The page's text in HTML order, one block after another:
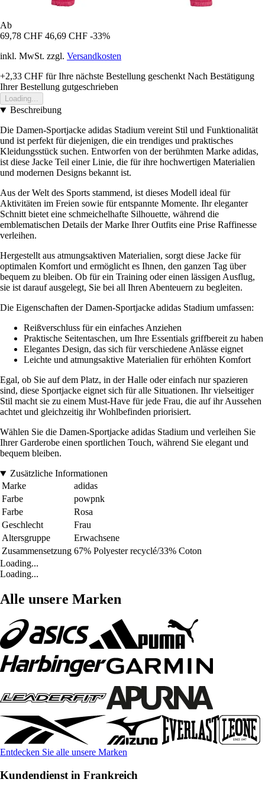
Ab
69,78 CHF 46,69 CHF -33%
inkl. MwSt. zzgl. Versandkosten
+2,33 CHF für Ihre nächste Bestellung geschenkt Nach Bestätigung
Ihrer Bestellung gutgeschrieben
Loading...
Beschreibung
Die Damen-Sportjacke adidas Stadium vereint Stil und Funktionalität
und ist perfekt für diejenigen, die ein trendiges und praktisches
Kleidungsstück suchen. Entworfen von der berühmten Marke adidas,
ist diese Jacke Teil einer Linie, die für ihre hochwertigen Materialien
und modernen Designs bekannt ist.
Aus der Welt des Sports stammend, ist dieses Modell ideal für
Aktivitäten im Freien sowie für entspannte Momente. Ihr eleganter
Schnitt bietet eine schmeichelhafte Silhouette, während die
emblematischen Details der Marke Ihrer Outfits eine Prise Raffinesse
verleihen.
Hergestellt aus atmungsaktiven Materialien, sorgt diese Jacke für
optimalen Komfort und ermöglicht es Ihnen, den ganzen Tag über
bequem zu bleiben. Ob für ein Training oder einen lässigen Ausflug,
sie ist darauf ausgelegt, Sie bei all Ihren Abenteuern zu begleiten.
Die Eigenschaften der Damen-Sportjacke adidas Stadium umfassen:
Reißverschluss für ein einfaches Anziehen
Praktische Seitentaschen, um Ihre Essentials griffbereit zu haben
Elegantes Design, das sich für verschiedene Anlässe eignet
Leichte und atmungsaktive Materialien für erhöhten Komfort
Egal, ob Sie auf dem Platz, in der Halle oder einfach nur spazieren
sind, diese Sportjacke eignet sich für alle Situationen. Ihr vielseitiger
Stil macht sie zu einem Must-Have für jede Frau, die auf ihr Aussehen
achtet und gleichzeitig ihr Wohlbefinden priorisiert.
Wählen Sie die Damen-Sportjacke adidas Stadium und verleihen Sie
Ihrer Garderobe einen sportlichen Touch, während Sie elegant und
bequem bleiben.
Zusätzliche Informationen
Marke
adidas
Farbe
powpnk
Farbe
Rosa
Geschlecht
Frau
Altersgruppe
Erwachsene
Zusammensetzung 67% Polyester recyclé/33% Coton
Loading...
Loading...
Alle unsere Marken
Entdecken Sie alle unsere Marken
Kundendienst in Frankreich